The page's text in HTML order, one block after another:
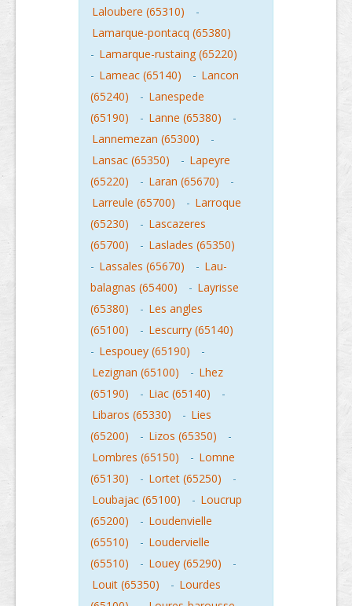
Laloubere (65310)
-
Lamarque-pontacq (65380)
- Lamarque-rustaing (65220)
- Lameac (65140) - Lancon
(65240)
- Lanespede
(65190)
- Lanne (65380)
-
Lannemezan (65300)
-
Lansac (65350)
- Lapeyre
(65220)
- Laran (65670)
-
Larreule (65700)
- Larroque
(65230)
- Lascazeres
(65700)
- Laslades (65350)
- Lassales (65670) - Lau-
balagnas (65400)
- Layrisse
(65380)
- Les angles
(65100)
- Lescurry (65140)
- Lespouey (65190)
-
Lezignan (65100)
- Lhez
(65190)
- Liac (65140)
-
Libaros (65330)
- Lies
(65200)
- Lizos (65350)
-
Lombres (65150)
- Lomne
(65130)
- Lortet (65250)
-
Loubajac (65100)
- Loucrup
(65200)
- Loudenvielle
(65510)
- Loudervielle
(65510)
- Louey (65290)
-
Louit (65350)
- Lourdes